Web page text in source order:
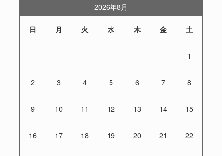
2026年8月
日 月 火 水 木 金 土
1
2 3 4 5 6 7 8
9 10 11 12 13 14 15
16 17 18 19 20 21 22